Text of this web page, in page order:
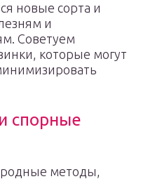
новые сорта и
и
Советуем
которые могут
спорные
методы,